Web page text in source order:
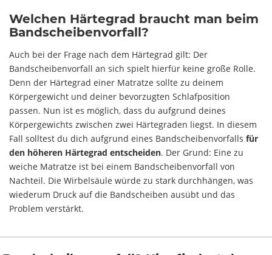
Welchen Härtegrad braucht man beim
Bandscheibenvorfall?
Auch bei der Frage nach dem Härtegrad gilt: Der
Bandscheibenvorfall an sich spielt hierfür keine große Rolle.
Denn der Härtegrad einer Matratze sollte zu deinem
Körpergewicht und deiner bevorzugten Schlafposition
passen. Nun ist es möglich, dass du aufgrund deines
Körpergewichts zwischen zwei Härtegraden liegst. In diesem
Fall solltest du dich aufgrund eines Bandscheibenvorfalls für
den höheren Härtegrad entscheiden. Der Grund: Eine zu
weiche Matratze ist bei einem Bandscheibenvorfall von
Nachteil. Die Wirbelsäule würde zu stark durchhängen, was
wiederum Druck auf die Bandscheiben ausübt und das
Problem verstärkt.